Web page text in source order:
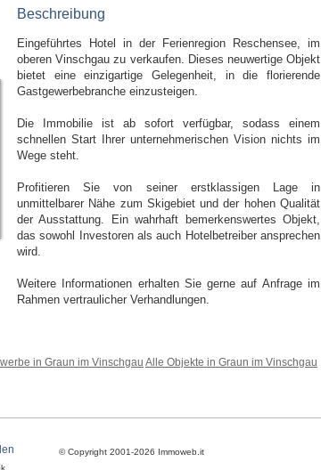
Beschreibung
Eingeführtes Hotel in der Ferienregion Reschensee, im
oberen Vinschgau zu verkaufen. Dieses neuwertige Objekt
bietet eine einzigartige Gelegenheit, in die florierende
Gastgewerbebranche einzusteigen.
Die Immobilie ist ab sofort verfügbar, sodass einem
schnellen Start Ihrer unternehmerischen Vision nichts im
Wege steht.
Profitieren Sie von seiner erstklassigen Lage in
unmittelbarer Nähe zum Skigebiet und der hohen Qualität
der Ausstattung. Ein wahrhaft bemerkenswertes Objekt,
das sowohl Investoren als auch Hotelbetreiber ansprechen
wird.
Weitere Informationen erhalten Sie gerne auf Anfrage im
Rahmen vertraulicher Verhandlungen.
in Graun im Vinschgau Alle Objekte in Graun im Vinschgau
© Copyright 2001-2026 Immoweb.it